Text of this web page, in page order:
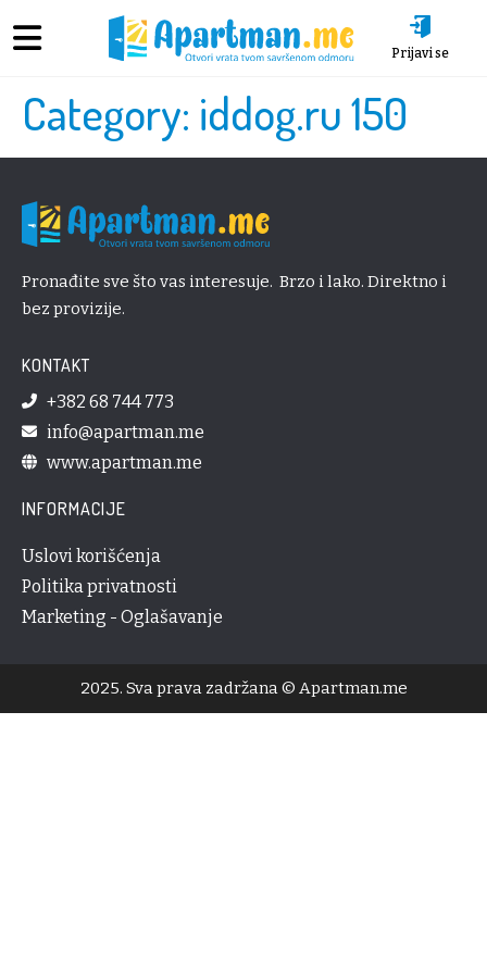
Prijavi se
Category: iddog.ru 150
Pronađite sve što vas interesuje. Brzo i lako. Direktno i
bez provizije.
KONTAKT
+382 68 744 773
info@apartman.me
www.apartman.me
INFORMACIJE
Uslovi korišćenja
Politika privatnosti
Marketing - Oglašavanje
2025. Sva prava zadržana © Apartman.me